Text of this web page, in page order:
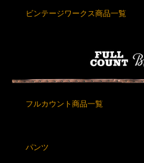
ビンテージワークス商品一覧
フルカウント商品一覧
パンツ